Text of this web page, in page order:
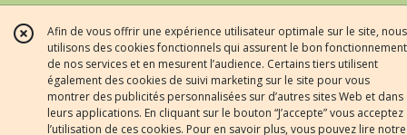
Afin de vous offrir une expérience utilisateur optimale sur le site, nous
utilisons des cookies fonctionnels qui assurent le bon fonctionnement
de nos services et en mesurent l’audience. Certains tiers utilisent
également des cookies de suivi marketing sur le site pour vous
montrer des publicités personnalisées sur d’autres sites Web et dans
leurs applications. En cliquant sur le bouton “J’accepte” vous acceptez
l’utilisation de ces cookies. Pour en savoir plus, vous pouvez lire notre